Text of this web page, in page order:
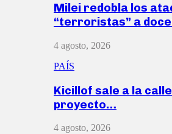
Milei redobla los
“terroristas” a
4 agosto, 2026
PAÍS
Kicillof sale a la
proyecto…
4 agosto, 2026